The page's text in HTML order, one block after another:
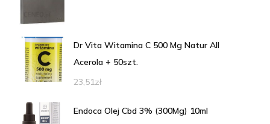
Dr Vita Witamina C 500 Mg Natur All
Acerola + 50szt.
23,51zł
Endoca Olej Cbd 3% (300Mg) 10ml